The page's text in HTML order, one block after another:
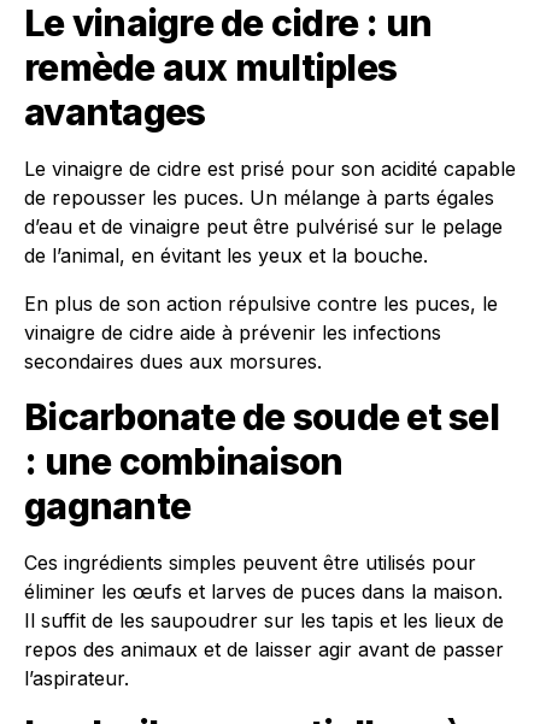
Le vinaigre de cidre : un
remède aux multiples
avantages
Le vinaigre de cidre est prisé pour son acidité capable
de repousser les puces. Un mélange à parts égales
d’eau et de vinaigre peut être pulvérisé sur le pelage
de l’animal, en évitant les yeux et la bouche.
En plus de son action répulsive contre les puces, le
vinaigre de cidre aide à prévenir les infections
secondaires dues aux morsures.
Bicarbonate de soude et sel
: une combinaison
gagnante
Ces ingrédients simples peuvent être utilisés pour
éliminer les œufs et larves de puces dans la maison.
Il suffit de les saupoudrer sur les tapis et les lieux de
repos des animaux et de laisser agir avant de passer
l’aspirateur.